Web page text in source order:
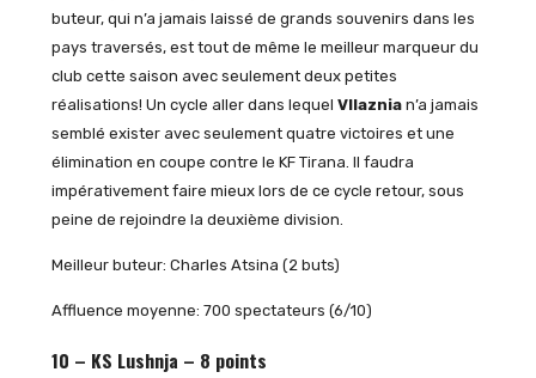
buteur, qui n’a jamais laissé de grands souvenirs dans les
pays traversés, est tout de même le meilleur marqueur du
club cette saison avec seulement deux petites
réalisations! Un cycle aller dans lequel Vllaznian’a jamais
semblé exister avec seulement quatre victoires et une
élimination en coupe contre le KF Tirana. Il faudra
impérativement faire mieux lors de ce cycle retour, sous
peine de rejoindre la deuxième division.
Meilleur buteur: Charles Atsina (2 buts)
Affluence moyenne: 700 spectateurs (6/10)
10 – KS Lushnja – 8 points